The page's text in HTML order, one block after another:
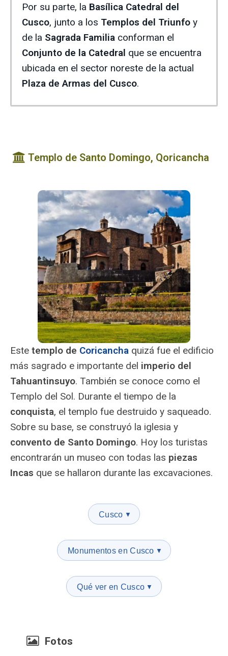
Por su parte, la Basílica Catedral del
Cusco, junto a los Templos del Triunfo y
de la Sagrada Familia conforman el
Conjunto de la Catedral que se encuentra
ubicada en el sector noreste de la actual
Plaza de Armas del Cusco.
Templo de Santo Domingo, Qoricancha
Este templo de Coricancha quizá fue el edificio
más sagrado e importante del imperio del
Tahuantinsuyo. También se conoce como el
Templo del Sol. Durante el tiempo de la
conquista, el templo fue destruido y saqueado.
Sobre su base, se construyó la iglesia y
convento de Santo Domingo. Hoy los turistas
encontrarán un museo con todas las piezas
Incas que se hallaron durante las excavaciones.
Cusco ▼
Monumentos en Cusco ▼
Qué ver en Cusco ▼
Fotos